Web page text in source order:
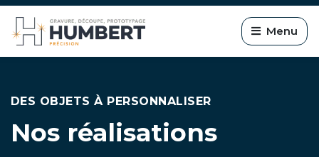
Menu
DES OBJETS À PERSONNALISER
Nos réalisations